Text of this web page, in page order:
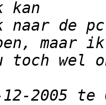
de pc
2005 te